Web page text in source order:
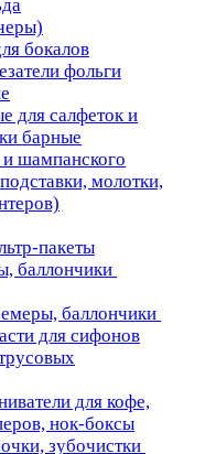
бокалов
фольги
для салфеток и
барные
шампанского
молотки,
пакеты
баллончики
баллончики
для сифонов
для кофе,
нок-боксы
зубочистки